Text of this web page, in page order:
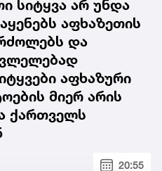
სიტყვა არ უნდა
აფხაზეთის
და
აფხაზური
მიერ არის
ქართველს
20:55